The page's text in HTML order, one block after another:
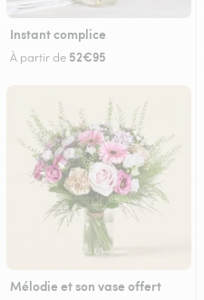
Instant complice
À partir de 52€95
Mélodie et son vase offert